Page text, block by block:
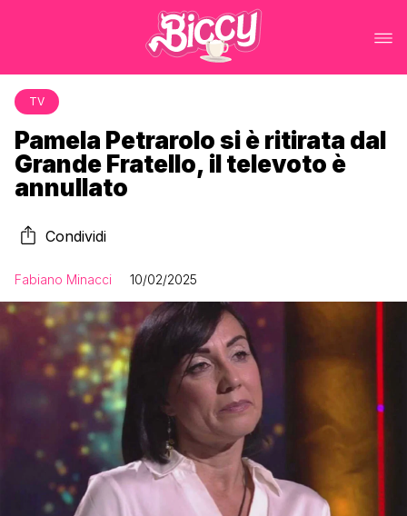
TV
Pamela Petrarolo si è ritirata dal
Grande Fratello, il televoto è
annullato
Condividi
Fabiano Minacci 10/02/2025